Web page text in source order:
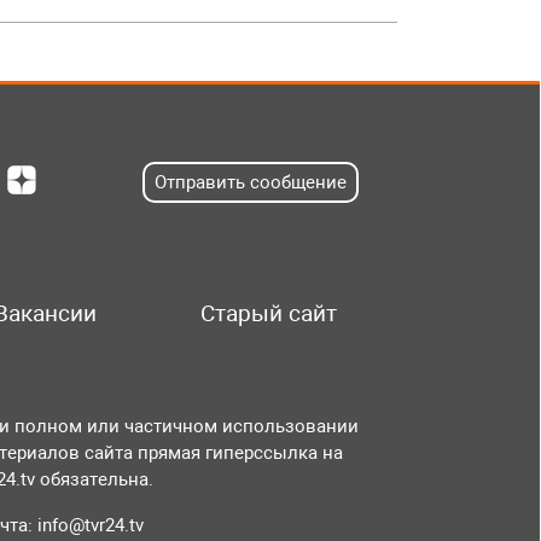
Отправить сообщение
Старый сайт
полном или частичном использовании
сайта прямая гиперссылка на
обязательна.
info@tvr24.tv